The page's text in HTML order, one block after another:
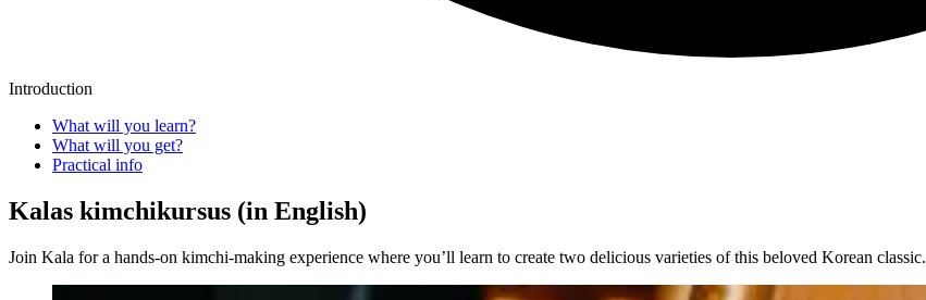
Introduction
What will you learn?
What will you get?
Practical info
Kalas kimchikursus (in English)
Join Kala for a hands-on kimchi-making experience where you’ll learn to create two delicious varieties of this beloved Korean classic.